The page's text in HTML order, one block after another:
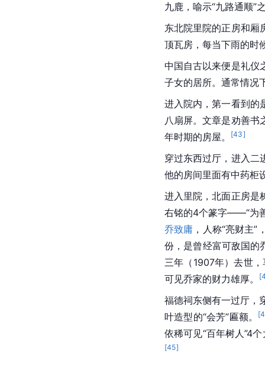
九鹿，喻示“九路通顺”
东北院里院的正房和厢
顶瓦房，每当下雨的时
中国自古以来便是礼仪
子女的居所。通常情况
进入院内，第一看到的
八扇屏。文章是劝善书
年时期的房屋。
[43]
穿过东西过厅，进入二
他的房间里面有中药柜
进入里院，北面正房是
右铭的4个篆字——“为
乔致庸 ，人称“亮财主
份，是曾经富可敌国的
三年（1907年）去世
可见乔家的财力雄厚。
[
福德祠东侧有一过厅，
叶造型的“会芳”匾额。
[
依稀可见“百年树人”4
[45]